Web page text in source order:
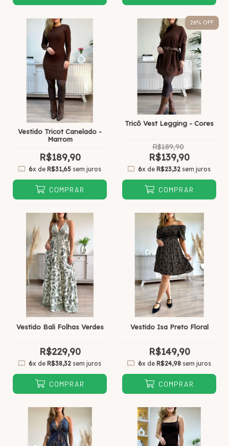
Vestido Tricot Canelado -
Marrom
R$189,90
6x de R$31,65 sem juros
COMPRAR
26% OFF
Tricô Vest Legging - Cores
R$189,90
R$139,90
6x de R$23,32 sem juros
COMPRAR
Vestido Bali Folhas Verdes
R$229,90
6x de R$38,32 sem juros
COMPRAR
Vestido Isa Preto Floral
R$149,90
6x de R$24,98sem juros
COMPRAR